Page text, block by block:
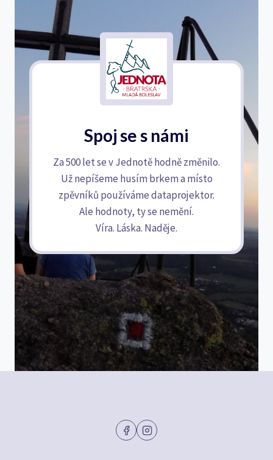
Spoj se s námi
Za 500 let se v Jednotě hodně změnilo.
Už nepíšeme husím brkem a místo
zpěvníků používáme dataprojektor.
Ale hodnoty, ty se nemění.
Víra. Láska. Naděje.